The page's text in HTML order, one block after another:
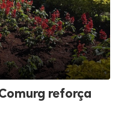
reforça